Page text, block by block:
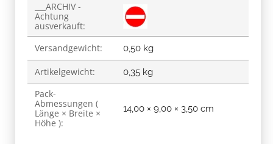
___ARCHIV -
Achtung
ausverkauft:
Versandgewicht:
0,50 kg
Artikelgewicht: 0,35 kg
Pack-
Abmessungen (
Länge × Breite ×
Höhe ):
14,00 × 9,00 × 3,50 cm